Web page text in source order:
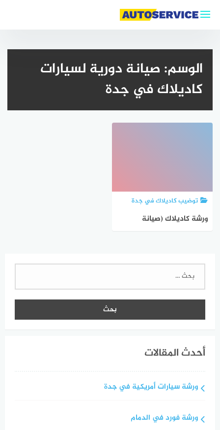
الوسم: صيانة دورية لسيارات
كاديلاك في جدة
توضيب كاديلاك في جدة
ورشة كاديلاك (صيانة
البحث
أحدث المقالات
ورشة سيارات أمريكية في جدة
ورشة فورد في الدمام